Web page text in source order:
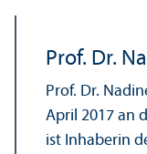
Prof. Dr.
Prof. Dr.
April 2017 an
ist Inhaberin